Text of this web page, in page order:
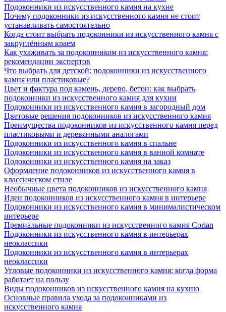
Подоконники из искусственного камня на кухне
Почему подоконники из искусственного камня не стоит
устанавливать самостоятельно
Когда стоит выбрать подоконники из искусственного камня с
закруглённым краем
Как ухаживать за подоконником из искусственного камня:
рекомендации экспертов
Что выбрать для детской: подоконники из искусственного
камня или пластиковые?
Цвет и фактура под камень, дерево, бетон: как выбрать
подоконники из искусственного камня для кухни
Подоконники из искусственного камня в загородный дом
Цветовые решения подоконников из искусственного камня
Преимущества подоконников из искусственного камня перед
пластиковыми и деревянными аналогами
Подоконники из искусственного камня в спальне
Подоконники из искусственного камня в ванной комнате
Подоконники из искусственного камня на заказ
Оформление подоконников из искусственного камня в
классическом стиле
Необычные цвета подоконников из искусственного камня
Идеи подоконников из искусственного камня в интерьере
Подоконники из искусственного камня в минималистическом
интерьере
Премиальные подоконники из искусственного камня Corian
Подоконники из искусственного камня в интерьерах
неоклассики
Подоконники из искусственного камня в интерьерах
неоклассики
Угловые подоконники из искусственного камня: когда форма
работает на пользу
Виды подоконников из искусственного камня на кухню
Основные правила ухода за подоконниками из
искусственного камня